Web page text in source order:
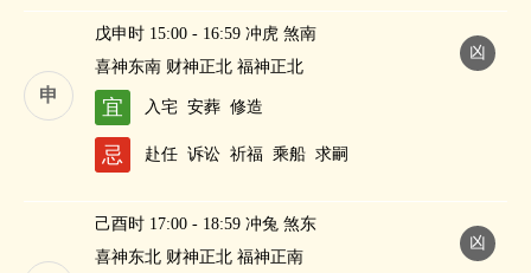
申
凶
戊申时 15:00 - 16:59 冲虎 煞南
喜神东南 财神正北 福神正北
宜 入宅 安葬 修造
忌 赴任 诉讼 祈福 乘船 求嗣
凶
己酉时 17:00 - 18:59 冲兔 煞东
喜神东北 财神正北 福神正南